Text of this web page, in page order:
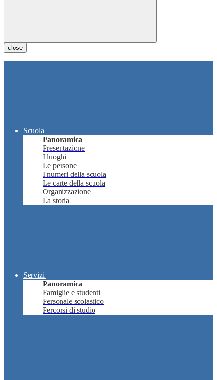
close
Scuola
Panoramica
Presentazione
I luoghi
Le persone
I numeri della scuola
Le carte della scuola
Organizzazione
La storia
Servizi
Panoramica
Famiglie e studenti
Personale scolastico
Percorsi di studio